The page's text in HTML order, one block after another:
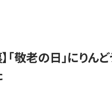
「敬老の日」にりん